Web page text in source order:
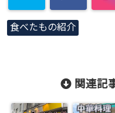
matsu/gero-
食べたもの紹介
関連記